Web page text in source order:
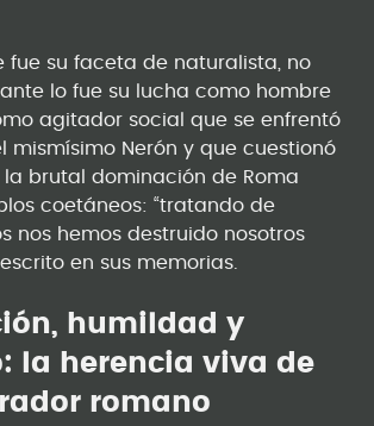
fue su faceta de naturalista, no
lo fue su lucha como hombre
agitador social que se enfrentó
mismísimo Nerón y que cuestionó
brutal dominación de Roma
coetáneos: “tratando de
nos hemos destruido nosotros
en sus memorias.
humildad y
la herencia viva de
romano